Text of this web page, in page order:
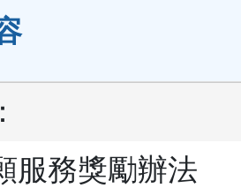
服務獎勵辦法